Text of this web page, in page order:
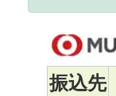
振込先